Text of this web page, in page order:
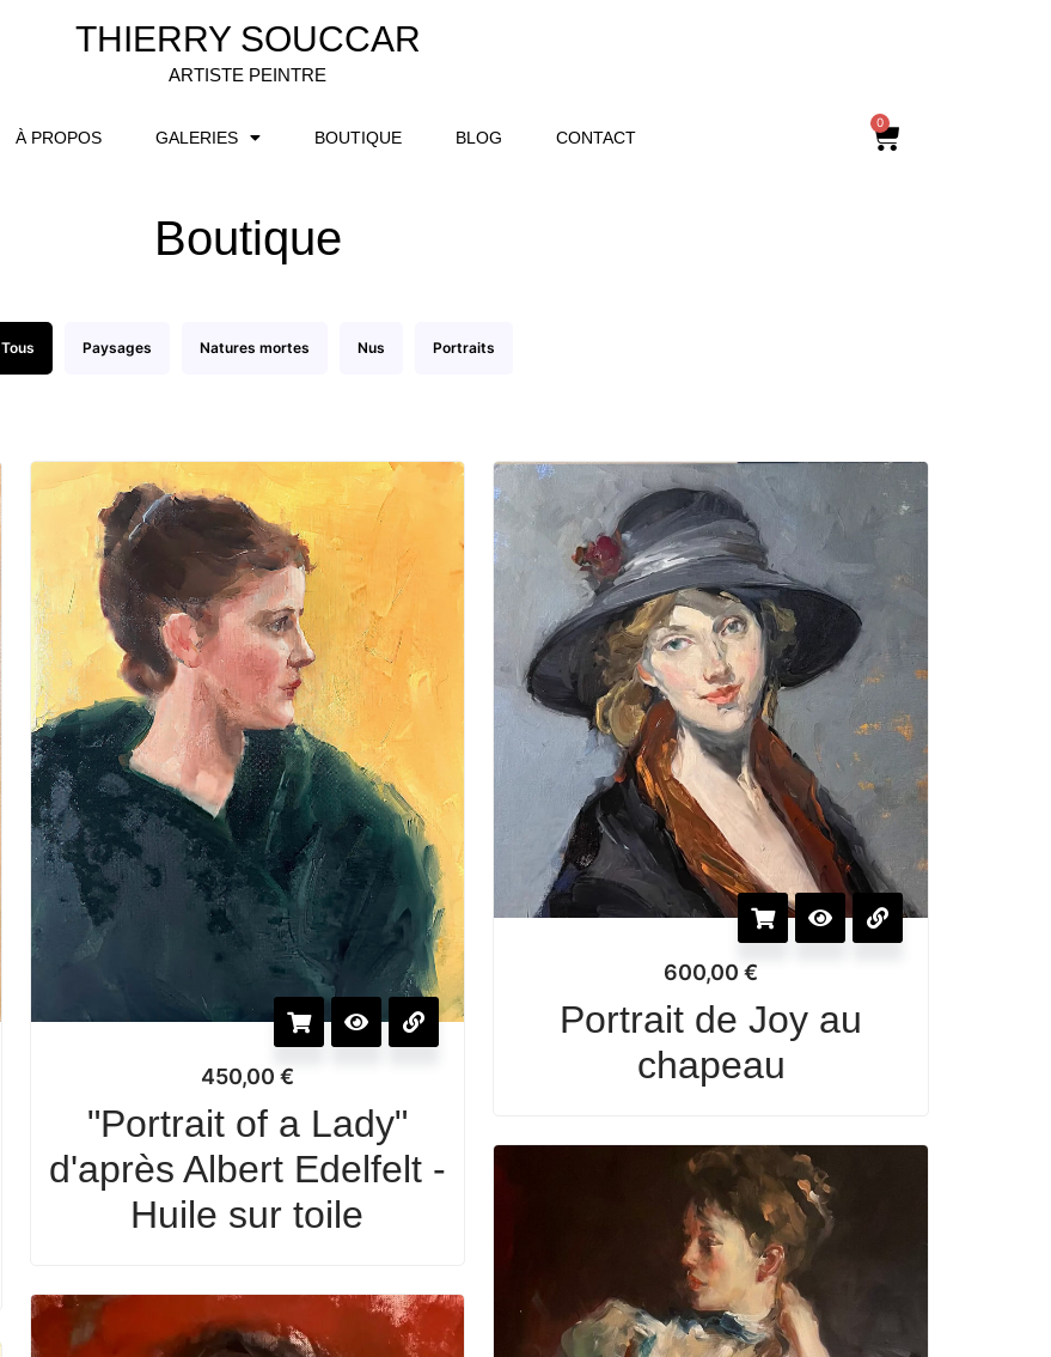
THIERRY SOUCCAR
ARTISTE PEINTRE
À PROPOS GALERIES BOUTIQUE BLOG CONTACT
0
Boutique
Tous Paysages Natures mortes Nus Portraits
450,00 €
"Portrait of a Lady"
d'après Albert Edelfelt -
Huile sur toile
600,00€
Portrait de Joy au
chapeau